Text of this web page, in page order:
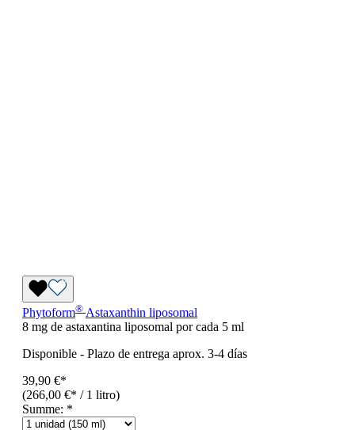
Phytoform® Astaxanthin liposomal
8 mg de astaxantina liposomal por cada 5 ml
Disponible - Plazo de entrega aprox. 3-4 días
39,90 €*
(266,00 €* / 1 litro)
Summe: *